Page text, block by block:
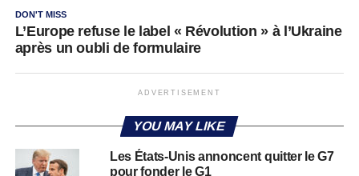
DON'T MISS
L’Europe refuse le label « Révolution » à l’Ukraine
après un oubli de formulaire
ADVERTISEMENT
YOU MAY LIKE
Les États-Unis annoncent quitter le G7
pour fonder le G1